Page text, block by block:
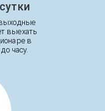
выехать
в
часу.